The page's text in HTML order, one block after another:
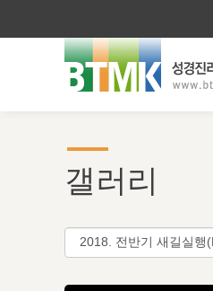
갤러리